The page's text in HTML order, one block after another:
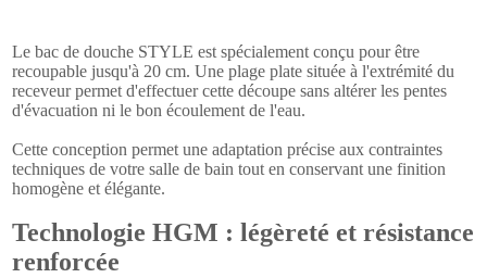
Le bac de douche STYLE est spécialement conçu pour être
recoupable jusqu'à 20 cm. Une plage plate située à l'extrémité du
receveur permet d'effectuer cette découpe sans altérer les pentes
d'évacuation ni le bon écoulement de l'eau.
Cette conception permet une adaptation précise aux contraintes
techniques de votre salle de bain tout en conservant une finition
homogène et élégante.
Technologie HGM : légèreté et résistance
renforcée